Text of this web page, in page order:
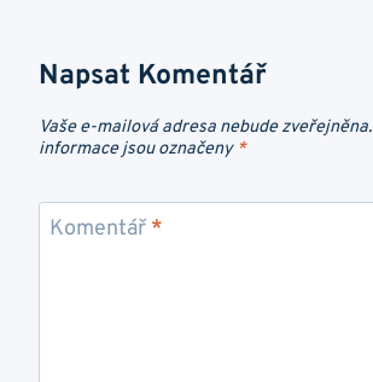
Napsat Komentář
Vaše e-mailová adresa nebude zveřejněna.
informace jsou označeny *
Komentář *